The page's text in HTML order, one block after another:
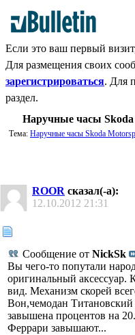
Если это ваш первый
Для размещения своих
зарегистрироваться. Для
раздел.
Наручные часы
Тема: Наручные часы Skoda
ROOR сказал(-а):
12.10.2012 21:31
Сообщение от NickSk
Вы чего-то попутали
оригинальный
вид. Механизм скорей
Вон,чемодан
завышена процентов на
Феррари завышают...